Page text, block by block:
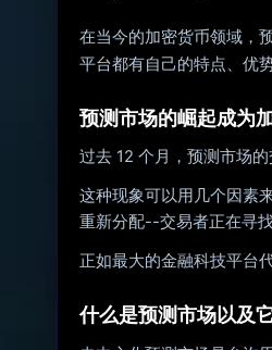
在当今的加密货币领域，
平台都有自己的特点、优
预测市场的崛起成为
过去 12 个月，预测市场
这种现象可以用几个因素
重新分配--交易者正在寻
正如最大的金融科技平台
什么是预测市场以及